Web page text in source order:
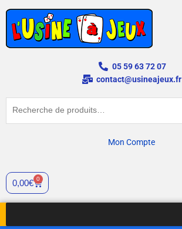
contenu
05 59 63 72 07
contact@usineajeux.fr
Mon Compte
0,00€ 0
Cart